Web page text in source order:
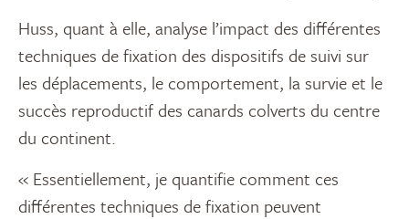
Huss, quant à elle, analyse l’impact des différentes
techniques de fixation des dispositifs de suivi sur
les déplacements, le comportement, la survie et le
succès reproductif des canards colverts du centre
du continent.
« Essentiellement, je quantifie comment ces
différentes techniques de fixation peuvent